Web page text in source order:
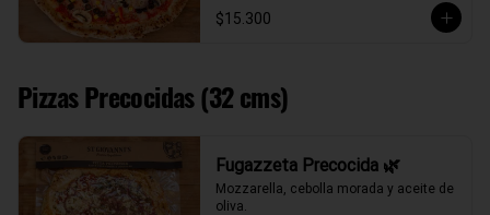
$15.300
Pizzas Precocidas (32 cms)
Fugazzeta Precocida 🌿
Mozzarella, cebolla morada y aceite de
oliva.